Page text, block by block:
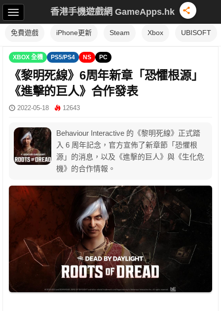
香港手機遊戲網 GameApps.hk
免費遊戲 iPhone更新 Steam Xbox UBISOFT
XBOX 全機 PS5/PS4 NS PC
《黎明死線》6周年新章「恐懼根源」
《進擊的巨人》合作發表
2022-05-18 12643
Behaviour Interactive 的《黎明死線》正式踏
入 6 周年記念，官方宣佈了新章節「恐懼根
源」的消息，以及《進擊的巨人》與《生化危
機》的合作情報。